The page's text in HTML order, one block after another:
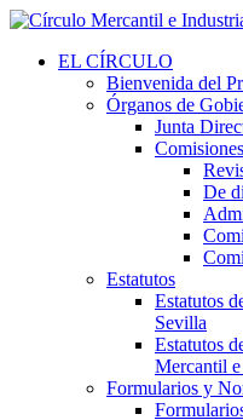
EL CÍRCULO
Bienvenida del
Órganos de
Junta
Comisiones
De
Estatutos
Estatutos
Sevilla
Estatutos
Mercantil
Formularios y